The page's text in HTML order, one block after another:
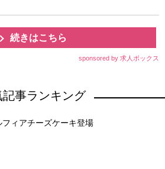
続きはこちら
sponsored by 求人ボックス
記事ランキング
フィアチーズケーキ登場